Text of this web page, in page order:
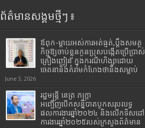
ព័ត៌មានសង្គមថ្មីៗ ៖
ឪពុក-ម្ដាយអស់ការអត់ធ្មត់,ប្ដឹងសមត្ថ
កិច្ចឱ្យចាប់ខ្លួនកូនប្រុសបង្កើតប្រើប្រាស់
គ្រឿងញៀន ក្នុងករណីហិង្សាដោយ
ចេតនានិងគំរាមកំហែងថានឹងសម្លាប់
June 3, 2026
រដ្ឋមន្រ្តី​ នេត្រ​ ភក្ត្រា​
អញ្ជើញបើកសន្និបាតបូកសរុបលទ្ធ
ផលការងារឆ្នាំ២០២៤ និងលើកទិសដៅ
ការងារឆ្នាំ២០២៥របស់​ក្រសួង​ព័ត៌មាន​